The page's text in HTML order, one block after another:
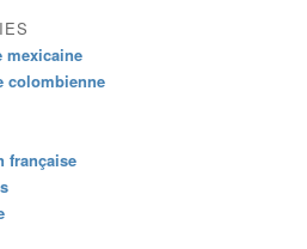
mexicaine
colombienne
française